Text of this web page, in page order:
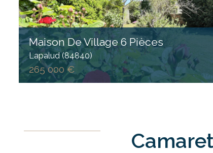
Maison De Village 6 Pièces
Lapalud (84840)
265 000 €